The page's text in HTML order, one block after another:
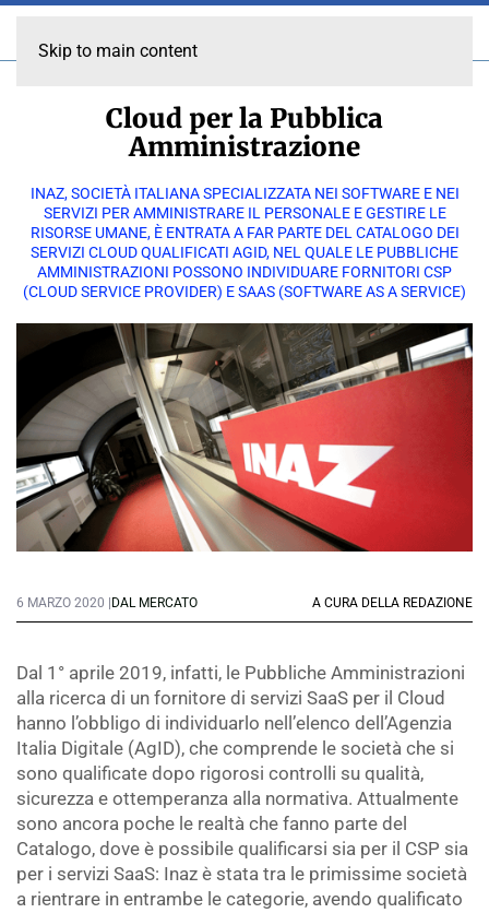
Skip to main content
Cloud per la Pubblica
Amministrazione
INAZ, SOCIETÀ ITALIANA SPECIALIZZATA NEI SOFTWARE E NEI
SERVIZI PER AMMINISTRARE IL PERSONALE E GESTIRE LE
RISORSE UMANE, È ENTRATA A FAR PARTE DEL CATALOGO DEI
SERVIZI CLOUD QUALIFICATI AGID, NEL QUALE LE PUBBLICHE
AMMINISTRAZIONI POSSONO INDIVIDUARE FORNITORI CSP
(CLOUD SERVICE PROVIDER) E SAAS (SOFTWARE AS A SERVICE)
6 MARZO 2020 | DAL MERCATO A CURA DELLA REDAZIONE
Dal 1° aprile 2019, infatti, le Pubbliche Amministrazioni
alla ricerca di un fornitore di servizi SaaS per il Cloud
hanno l’obbligo di individuarlo nell’elenco dell’Agenzia
Italia Digitale (AgID), che comprende le società che si
sono qualificate dopo rigorosi controlli su qualità,
sicurezza e ottemperanza alla normativa. Attualmente
sono ancora poche le realtà che fanno parte del
Catalogo, dove è possibile qualificarsi sia per il CSP sia
per i servizi SaaS: Inaz è stata tra le primissime società
a rientrare in entrambe le categorie, avendo qualificato